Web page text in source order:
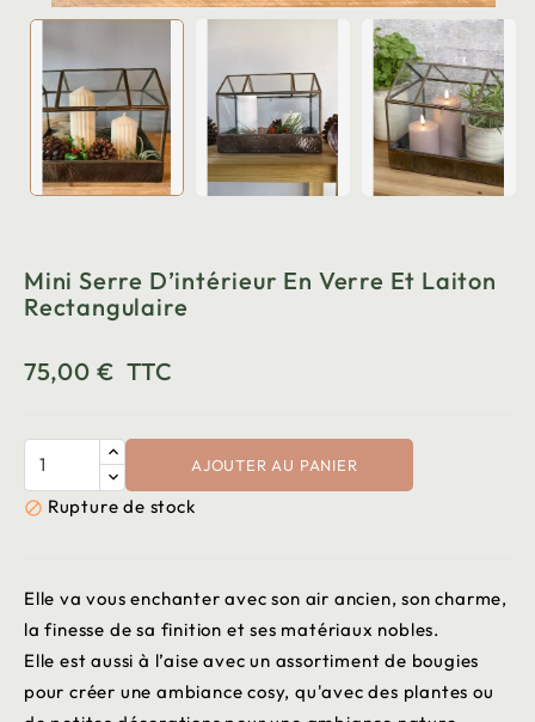
Mini Serre D’intérieur En Verre Et Laiton
Rectangulaire
75,00 € TTC
AJOUTER AU PANIER
 Rupture de stock
Elle va vous enchanter avec son air ancien, son charme,
la finesse de sa finition et ses matériaux nobles.
Elle est aussi à l’aise avec un assortiment de bougies
pour créer une ambiance cosy, qu'avec des plantes ou